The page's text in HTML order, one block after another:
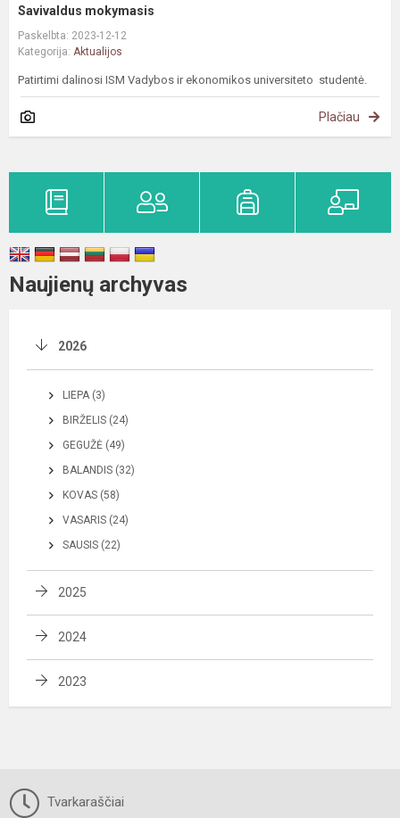
Savivaldus mokymasis
Paskelbta: 2023-12-12
Kategorija: Aktualijos
Patirtimi dalinosi ISM Vadybos ir ekonomikos universiteto studentė.
Plačiau
Naujienų archyvas
2026
LIEPA (3)
BIRŽELIS (24)
GEGUŽĖ (49)
BALANDIS (32)
KOVAS (58)
VASARIS (24)
SAUSIS (22)
2025
2024
2023
Tvarkaraščiai